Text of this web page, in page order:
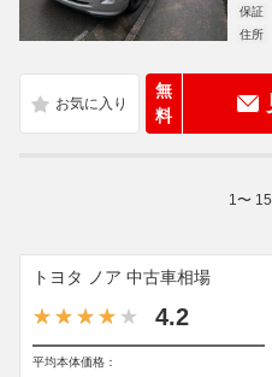
保証
住所
無
料
1 〜 15
トヨタ ノア 中古車相場
4.2
平均本体価格：